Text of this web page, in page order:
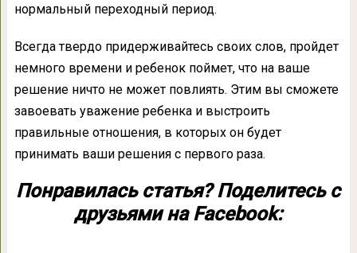
нормальный переходный период.
Всегда твердо придерживайтесь своих слов, пройдет
немного времени и ребенок поймет, что на ваше
решение ничто не может повлиять. Этим вы сможете
завоевать уважение ребенка и выстроить
правильные отношения, в которых он будет
принимать ваши решения с первого раза.
Понравилась статья? Поделитесь с
друзьями на Facebook: